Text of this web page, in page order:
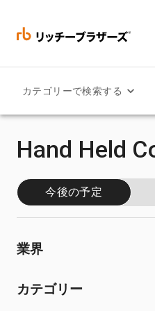
カテゴリーで検索する
Hand Held
今後の予定
業界
カテゴリー